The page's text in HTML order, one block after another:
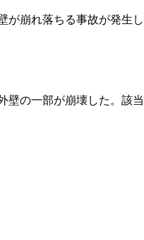
崩れ落ちる事故が発生し
の一部が崩壊した。該